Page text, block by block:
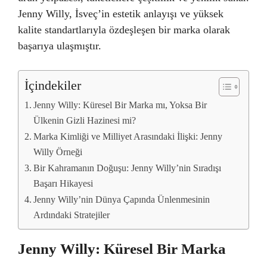
Jenny Willy, İsveç’in estetik anlayışı ve yüksek
kalite standartlarıyla özdeşleşen bir marka olarak
başarıya ulaşmıştır.
İçindekiler
Jenny Willy: Küresel Bir Marka mı, Yoksa Bir
Ülkenin Gizli Hazinesi mi?
Marka Kimliği ve Milliyet Arasındaki İlişki: Jenny
Willy Örneği
Bir Kahramanın Doğuşu: Jenny Willy’nin Sıradışı
Başarı Hikayesi
Jenny Willy’nin Dünya Çapında Ünlenmesinin
Ardındaki Stratejiler
Jenny Willy: Küresel Bir Marka